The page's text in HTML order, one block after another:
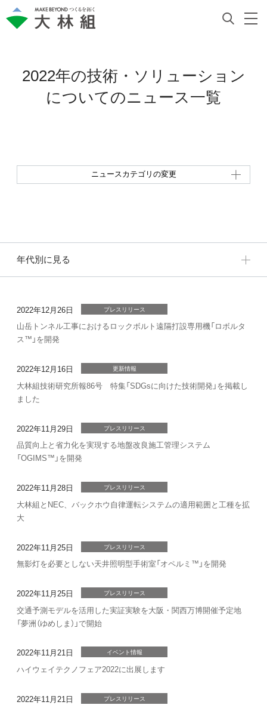
2022年の技術・ソリューション
についてのニュース一覧
ニュースカテゴリの変更
年代別に見る
2022年12月26日 プレスリリース
山岳トンネル工事におけるロックボルト遠隔打設専用機「ロボルタ
ス™」を開発
2022年12月16日 更新情報
大林組技術研究所報86号 特集「SDGsに向けた技術開発」を掲載し
ました
2022年11月29日 プレスリリース
品質向上と省力化を実現する地盤改良施工管理システム
「OGIMS™」を開発
2022年11月28日 プレスリリース
大林組とNEC、バックホウ自律運転システムの適用範囲と工種を拡
大
2022年11月25日 プレスリリース
無影灯を必要としない天井照明型手術室「オペルミ™」を開発
2022年11月25日 プレスリリース
交通予測モデルを活用した実証実験を大阪・関西万博開催予定地
「夢洲（ゆめしま）」で開始
2022年11月21日 イベント情報
ハイウェイテクノフェア2022に出展します
2022年11月21日 プレスリリース